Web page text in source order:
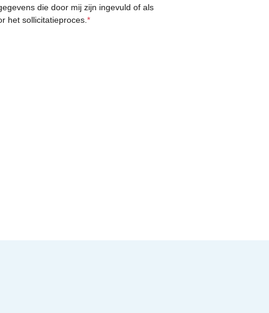
die door mij zijn ingevuld of als
het sollicitatieproces. *